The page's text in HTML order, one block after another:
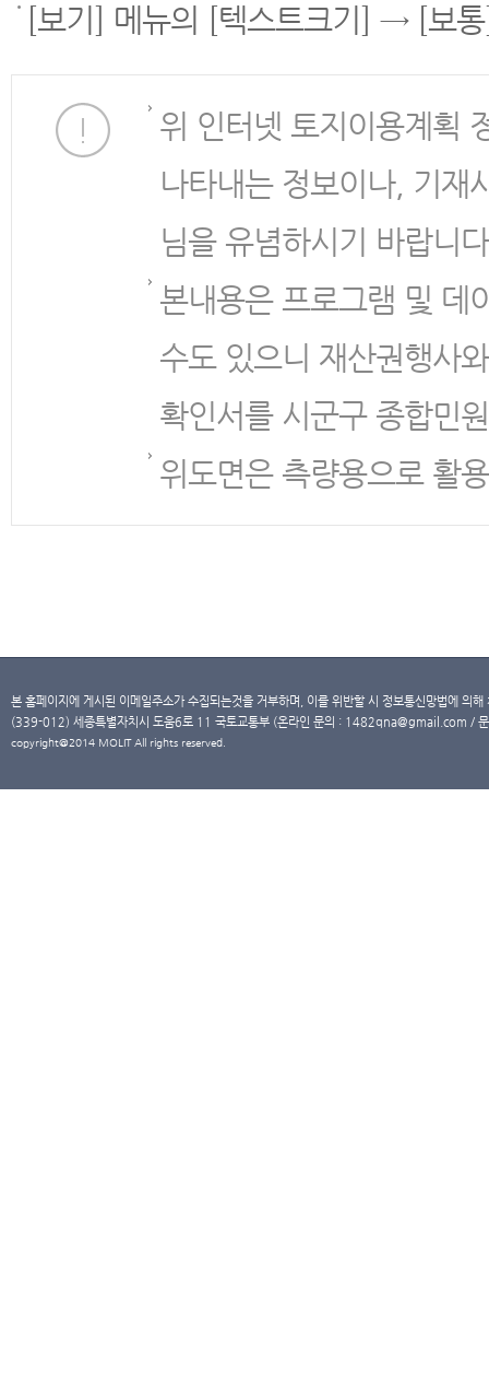
[보기] 메뉴의 [텍스트크기] → [보
위 인터넷 토지이용계획
나타내는 정보이나, 기재
님을 유념하시기 바랍니
본내용은 프로그램 및 데
수도 있으니 재산권행사
확인서를 시군구 종합민
위도면은 측량용으로 활
본 홈페이지에 게시된 이메일주소가 수집되는것을 거부하며, 이를 위반할 시 정보통신망법에 의
(339-012) 세종특별자치시 도움6로 11 국토교통부 (온라인 문의 : 1482qna@gmail.com /
copyright@2014 MOLIT All rights reserved.